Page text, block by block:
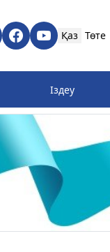
Қаз Төте